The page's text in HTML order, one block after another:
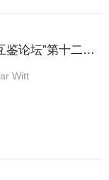
鉴论坛”第十二
历史分类与解
和视角
Witt